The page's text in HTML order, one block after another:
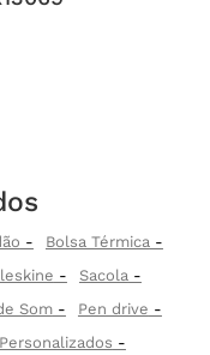
Bolsa Térmica
Sacola
Som
Pen drive